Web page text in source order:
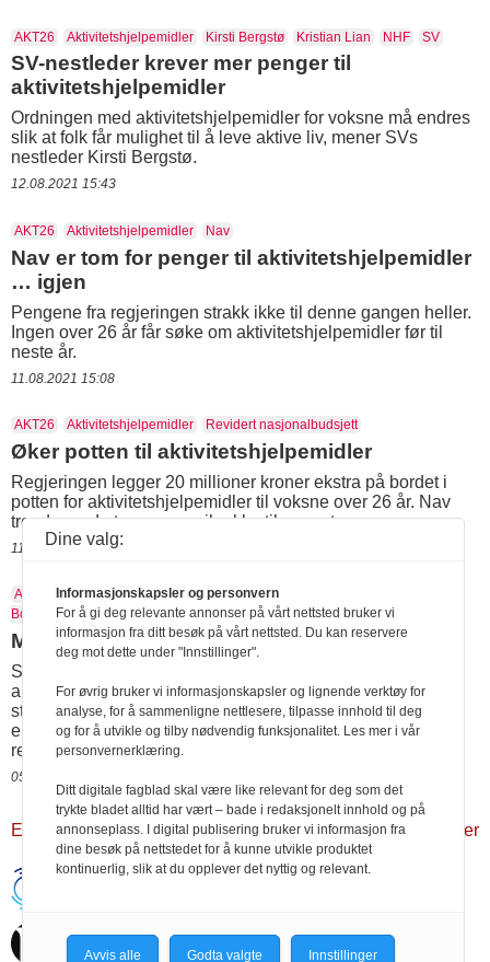
AKT26 Aktivitetshjelpemidler Kirsti Bergstø Kristian Lian NHF SV
SV-nestleder krever mer penger til
aktivitetshjelpemidler
Ordningen med aktivitetshjelpemidler for voksne må endres
slik at folk får mulighet til å leve aktive liv, mener SVs
nestleder Kirsti Bergstø.
12.08.2021 15:43
AKT26 Aktivitetshjelpemidler Nav
Nav er tom for penger til aktivitetshjelpemidler
… igjen
Pengene fra regjeringen strakk ikke til denne gangen heller.
Ingen over 26 år får søke om aktivitetshjelpemidler før til
neste år.
11.08.2021 15:08
AKT26 Aktivitetshjelpemidler Revidert nasjonalbudsjett
Øker potten til aktivitetshjelpemidler
Regjeringen legger 20 millioner kroner ekstra på bordet i
potten for aktivitetshjelpemidler til voksne over 26 år. Nav
tror dermed at pengene vil rekke til august.
11.05.2021 15:19
AKT26 Aktivitetshjelpemidler Margret HaIgerup
Bollestad
Statsbudsjettet Stiftelsen VI
Mer til aktivitetshjelpemidler neste år
STATSBUDSJETTET: Regjeringen styrker ordningen med
aktivitetshjelpemidler for voksne med 30 millioner kroner i
statsbudsjettet for neste år. Samtidig varsler Høyre og KrF
en gjennomgang for å sikre at ordningen fungerer mer
rettferdig enn i dag.
05.10.2020 16:35
Eldre resultater Nyere resultater
post@handikapnytt.no |Frontrunner
Publishing
Dine valg:
Informasjonskapsler og personvern
For å gi deg relevante annonser på vårt nettsted bruker vi
informasjon fra ditt besøk på vårt nettsted. Du kan reservere
deg mot dette under "Innstillinger".
For øvrig bruker vi informasjonskapsler og lignende verktøy for
analyse, for å sammenligne nettlesere, tilpasse innhold til deg
og for å utvikle og tilby nødvendig funksjonalitet. Les mer i vår
personvernerklæring.
Ditt digitale fagblad skal være like relevant for deg som det
trykte bladet alltid har vært – bade i redaksjonelt innhold og på
annonseplass. I digital publisering bruker vi informasjon fra
dine besøk på nettstedet for å kunne utvikle produktet
kontinuerlig, slik at du opplever det nyttig og relevant.
Avvis alle Godta valgte Innstillinger